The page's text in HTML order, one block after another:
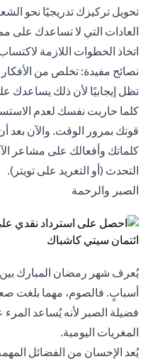
تحويل تركيزك تدريجيًا نحو
العادات التي لا تساعدك على
اتخاذ الخطوات اللازمة
نصائح مفيدة: تخلص من
تظل إيجابيًا لأن ذلك يساعدك
كلما حاربت نفسك لعدم
قوتك بمرور الوقت. والآن بعد
كلماتك وأفعالك على مشاعر
التحدث (أو التغريد على تويتر).
الصبر والرحمة
يُعرف شهر رمضان المبارك بين
أسبابٍ. فالصوم، مهما بلغت
فضيلة الصبر لأنه يُساعد
المغريات اليومية.
يُعد الإحسان من الفضائل